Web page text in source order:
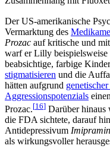
Der US-amerikanische
Vermarktung des
Prozac auf kritische und
warf er Lilly beispielsweise
beabsichtige, farbige
stigmatisieren und die
hätten aufgrund
Aggressionspotenzials
Prozac.[16] Darüber hinaus
die FDA sichtete, darauf
Antidepressivum Imipramin
als wirkungsvoller